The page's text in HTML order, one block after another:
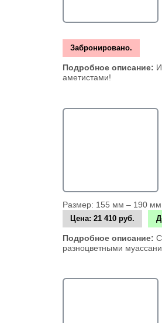
Забронировано.
Подробное описание:
аметистами!
Размер: 155 мм – 190 мм
Цена:21 410 руб.
Подробное описание:
разноцветными